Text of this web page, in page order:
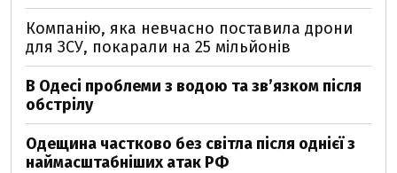
Компанію, яка невчасно поставила дрони
для ЗСУ, покарали на 25 мільйонів
В Одесі проблеми з водою та звʼязком після
обстрілу
Одещина частково без світла після однієї з
наймасштабніших атак РФ